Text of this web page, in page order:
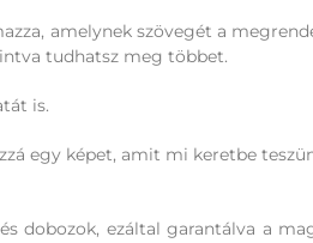
amelynek szövegét a
tudhatsz meg többet.
is.
egy képet, amit mi keretbe
dobozok, ezáltal garantálva a